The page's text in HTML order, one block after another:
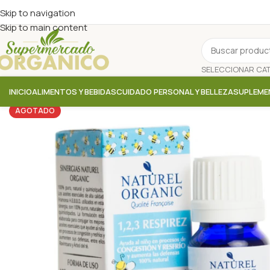
Skip to navigation
Skip to main content
INICIOALIMENTOS Y BEBIDASCUIDADO PERSONAL Y BELLEZA
AGOTADO